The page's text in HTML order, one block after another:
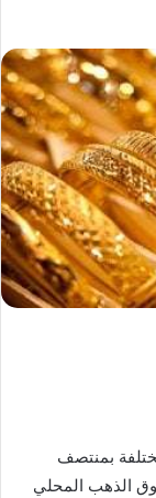
بمنتصف
الذهب المحلي